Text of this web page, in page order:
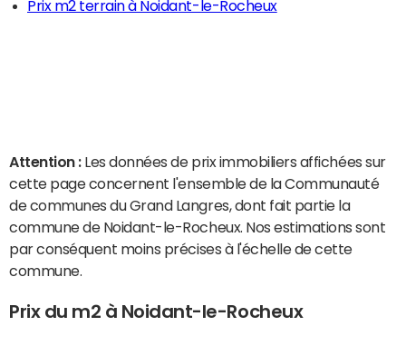
Prix m2 terrain à Noidant-le-Rocheux
Attention : Les données de prix immobiliers affichées sur
cette page concernent l'ensemble de la Communauté
de communes du Grand Langres, dont fait partie la
commune de Noidant-le-Rocheux. Nos estimations sont
par conséquent moins précises à l'échelle de cette
commune.
Prix du m2 à Noidant-le-Rocheux